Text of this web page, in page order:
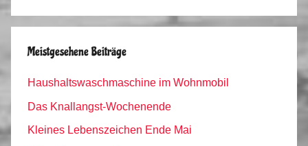
Meistgesehene Beiträge
Haushaltswaschmaschine im Wohnmobil
Das Knallangst-Wochenende
Kleines Lebenszeichen Ende Mai